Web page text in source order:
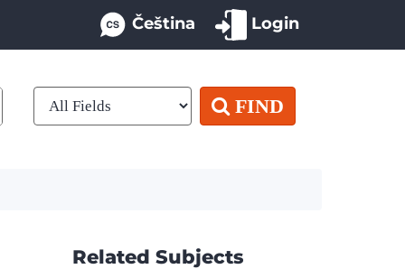
Čeština Login
FIND
Related Subjects